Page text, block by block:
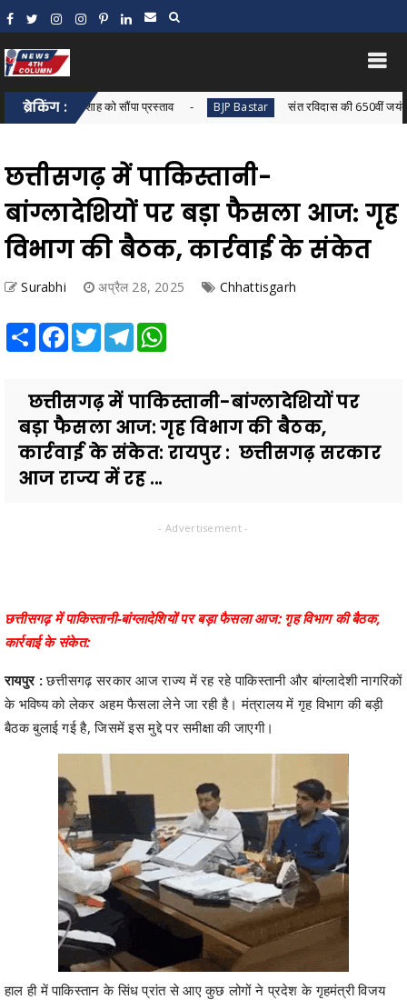
ब्रेकिंग :
शाह को सौंपा प्रस्ताव BJP Bastar संत रविदास की 650वीं जयंती पर
छत्तीसगढ़ में पाकिस्तानी-
बांग्लादेशियों पर बड़ा फैसला आज: गृह
विभाग की बैठक, कार्रवाई के संकेत
Surabhi अप्रैल 28, 2025 Chhattisgarh
Share Facebook
TwitterTelegram
छत्तीसगढ़ में पाकिस्तानी-बांग्लादेशियों पर
बड़ा फैसला आज: गृह विभाग की बैठक,
कार्रवाई के संकेत: रायपुर : छत्तीसगढ़ सरकार
आज राज्य में रह ...
- Advertisement -
छत्तीसगढ़ में पाकिस्तानी-बांग्लादेशियों पर बड़ा फैसला आज: गृह विभाग की बैठक,
कार्रवाई के संकेत:
रायपुर :छत्तीसगढ़ सरकार आज राज्य में रह रहे पाकिस्तानी और बांग्लादेशी नागरिकों
के भविष्य को लेकर अहम फैसला लेने जा रही है। मंत्रालय में गृह विभाग की बड़ी
बैठक बुलाई गई है, जिसमें इस मुद्दे पर समीक्षा की जाएगी।
हाल ही में पाकिस्तान के सिंध प्रांत से आए कुछ लोगों ने प्रदेश के गृहमंत्री विजय